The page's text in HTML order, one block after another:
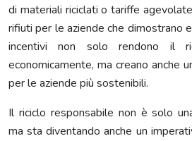
di materiali riciclati o tariffe
rifiuti per le aziende che dimostrano
incentivi non solo rendono il
economicamente, ma creano anche
per le aziende più sostenibili.
Il riciclo responsabile non è solo
ma sta diventando anche un